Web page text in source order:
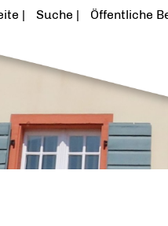
Suche Öffentliche